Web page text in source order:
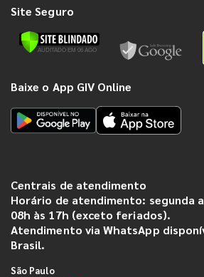
Site Seguro
Baixe o App GIV Online
Centrais de atendimento
Horário de atendimento: segunda
08h às 17h (exceto feriados).
Atendimento via WhatsApp
Brasil.
São Paulo